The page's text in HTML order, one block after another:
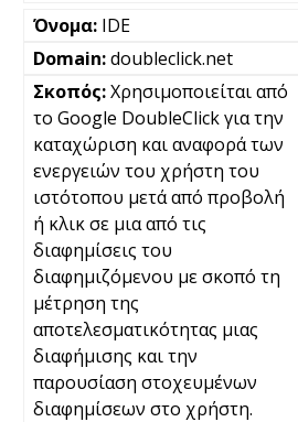
IDE
doubleclick.net
Χρησιμοποιείται από
το Google DoubleClick για την
καταχώριση και αναφορά των
ενεργειών του χρήστη του
ιστότοπου μετά από προβολή
ή κλικ σε μια από τις
διαφημίσεις του
διαφημιζόμενου με σκοπό τη
μέτρηση της
αποτελεσματικότητας μιας
διαφήμισης και την
παρουσίαση στοχευμένων
διαφημίσεων στο χρήστη.